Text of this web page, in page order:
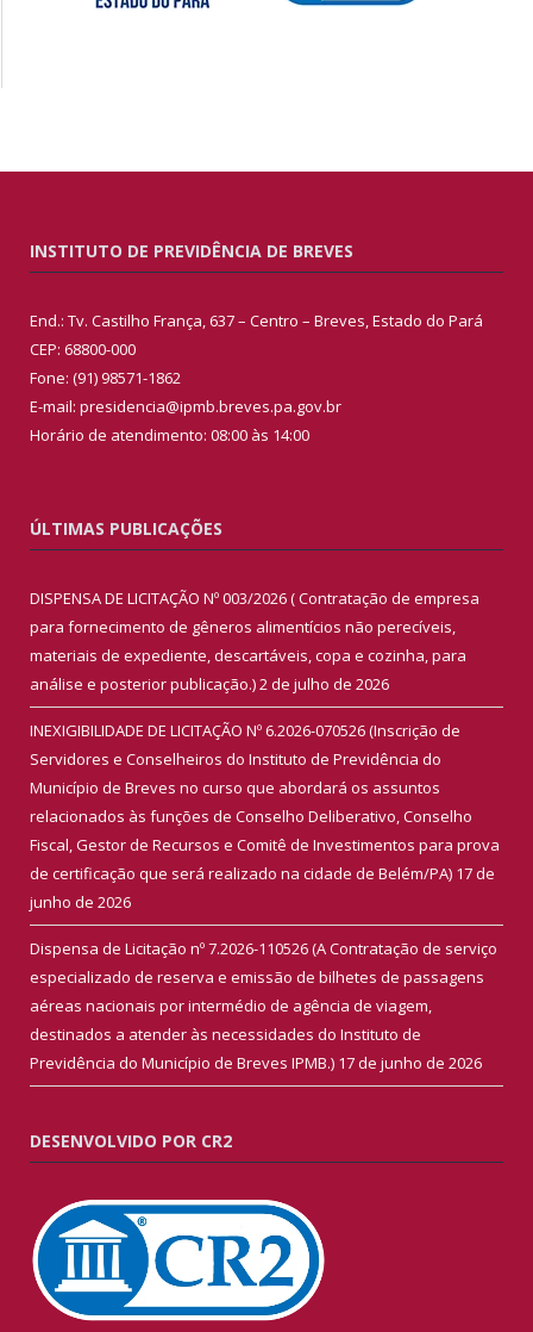
INSTITUTO DE PREVIDÊNCIA DE BREVES
End.: Tv. Castilho França, 637 – Centro – Breves, Estado do Pará
CEP: 68800-000
Fone: (91) 98571-1862
E-mail: presidencia@ipmb.breves.pa.gov.br
Horário de atendimento: 08:00 às 14:00
ÚLTIMAS PUBLICAÇÕES
DISPENSA DE LICITAÇÃO Nº 003/2026 ( Contratação de empresa
para fornecimento de gêneros alimentícios não perecíveis,
materiais de expediente, descartáveis, copa e cozinha, para
análise e posterior publicação.)2 de julho de 2026
INEXIGIBILIDADE DE LICITAÇÃO Nº 6.2026-070526 (Inscrição de
Servidores e Conselheiros do Instituto de Previdência do
Município de Breves no curso que abordará os assuntos
relacionados às funções de Conselho Deliberativo, Conselho
Fiscal, Gestor de Recursos e Comitê de Investimentos para prova
de certificação que será realizado na cidade de Belém/PA) 17 de
junho de 2026
Dispensa de Licitação nº 7.2026-110526 (A Contratação de serviço
especializado de reserva e emissão de bilhetes de passagens
aéreas nacionais por intermédio de agência de viagem,
destinados a atender às necessidades do Instituto de
Previdência do Município de Breves IPMB.) 17 de junho de 2026
DESENVOLVIDO POR CR2